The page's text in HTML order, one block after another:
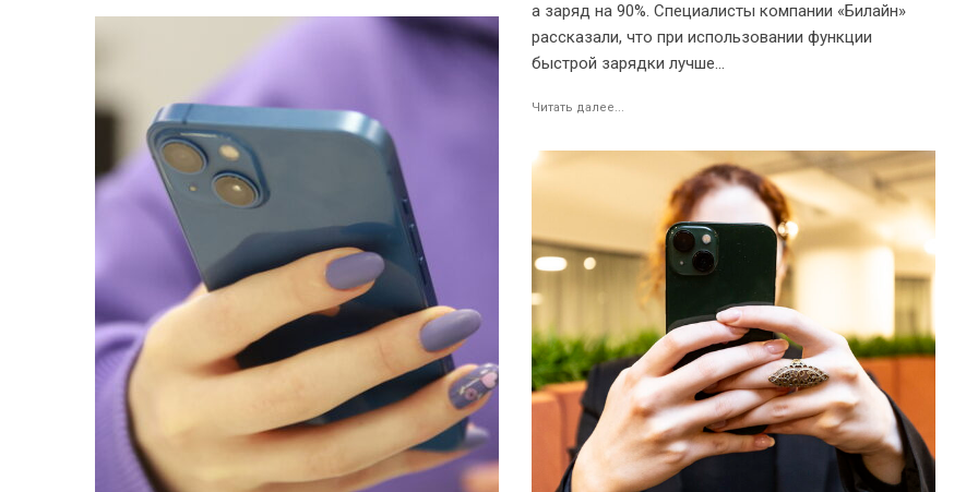
а заряд на 90%. Специалисты компании «Билайн»
рассказали, что при использовании функции
быстрой зарядки лучше...
Читать далее...